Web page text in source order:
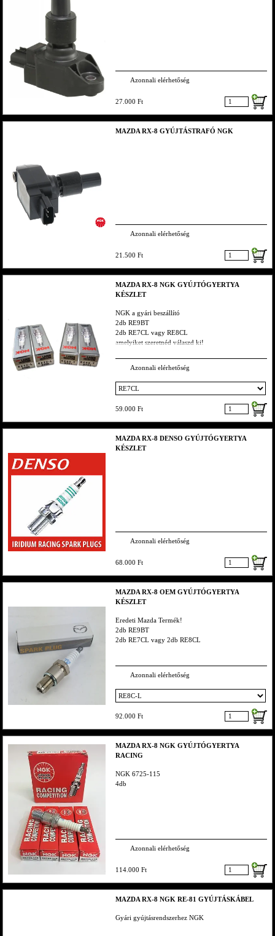
Azonnali elérhetőség
27.000 Ft
MAZDA RX-8 GYÚJTÁSTRAFÓ NGK
Azonnali elérhetőség
21.500 Ft
MAZDA RX-8 NGK GYÚJTÓGYERTYA
KÉSZLET
NGK a gyári beszállító
2db RE9BT
2db RE7CL vagy RE8CL
amelyiket szeretnéd válaszd ki!
Azonnali elérhetőség
59.000 Ft
MAZDA RX-8 DENSO GYÚJTÓGYERTYA
KÉSZLET
Azonnali elérhetőség
68.000 Ft
MAZDA RX-8 OEM GYÚJTÓGYERTYA
KÉSZLET
Eredeti Mazda Termék!
2db RE9BT
2db RE7CL vagy 2db RE8CL
Azonnali elérhetőség
92.000 Ft
MAZDA RX-8 NGK GYÚJTÓGYERTYA
RACING
NGK 6725-115
4db
Azonnali elérhetőség
114.000 Ft
MAZDA RX-8 NGK RE-81 GYÚJTÁSKÁBEL
Gyári gyújtásrendszerhez NGK